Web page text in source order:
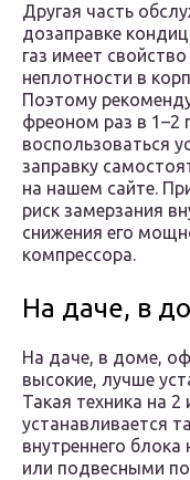
Другая часть
дозаправке
газ имеет
неплотности в
Поэтому
фреоном раз в 1–2
воспользоваться
заправку
на нашем сайте.
риск замерзания
снижения его
компрессора.
На даче, в
На даче, в доме,
высокие, лучше
Такая техника на
устанавливается
внутреннего
или подвесными